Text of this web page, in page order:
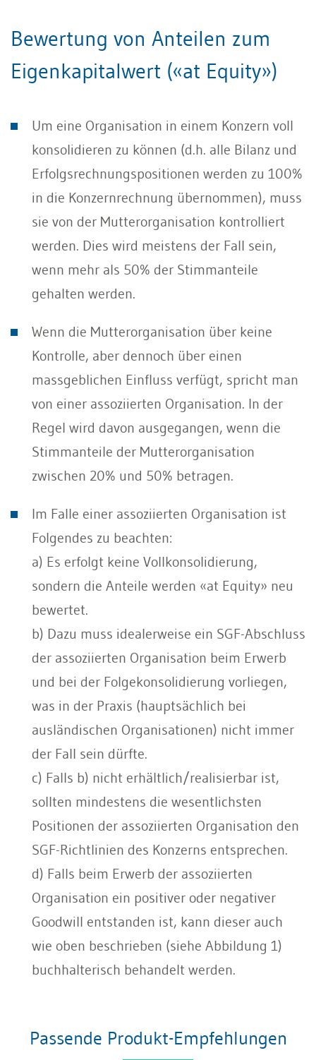
Bewertung von Anteilen zum
Eigenkapitalwert («at Equity»)
Um eine Organisation in einem Konzern voll
konsolidieren zu können (d.h. alle Bilanz und
Erfolgsrechnungspositionen werden zu 100%
in die Konzernrechnung übernommen), muss
sie von der Mutterorganisation kontrolliert
werden. Dies wird meistens der Fall sein,
wenn mehr als 50% der Stimmanteile
gehalten werden.
Wenn die Mutterorganisation über keine
Kontrolle, aber dennoch über einen
massgeblichen Einfluss verfügt, spricht man
von einer assoziierten Organisation. In der
Regel wird davon ausgegangen, wenn die
Stimmanteile der Mutterorganisation
zwischen 20% und 50% betragen.
Im Falle einer assoziierten Organisation ist
Folgendes zu beachten:
a) Es erfolgt keine Vollkonsolidierung,
sondern die Anteile werden «at Equity» neu
bewertet.
b) Dazu muss idealerweise ein SGF-Abschluss
der assoziierten Organisation beim Erwerb
und bei der Folgekonsolidierung vorliegen,
was in der Praxis (hauptsächlich bei
ausländischen Organisationen) nicht immer
der Fall sein dürfte.
c) Falls b) nicht erhältlich/realisierbar ist,
sollten mindestens die wesentlichsten
Positionen der assoziierten Organisation den
SGF-Richtlinien des Konzerns entsprechen.
d) Falls beim Erwerb der assoziierten
Organisation ein positiver oder negativer
Goodwill entstanden ist, kann dieser auch
wie oben beschrieben (siehe Abbildung 1)
buchhalterisch behandelt werden.
Passende Produkt-Empfehlungen